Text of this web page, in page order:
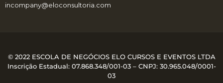
incompany@eloconsultoria.com
© 2022 ESCOLA DE NEGÓCIOS ELO CURSOS E EVENTOS LTDA
Inscrição Estadual: 07.868.348/001-03 – CNPJ: 30.965.048/0001-
03